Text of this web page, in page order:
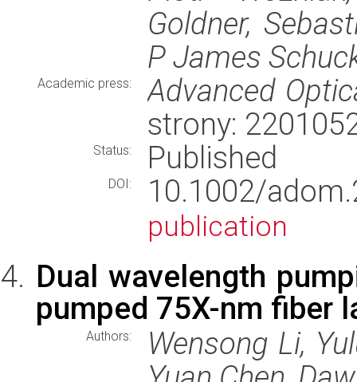
Goldner,
P James
Academic press:
Advanced
strony:
Status: Published
DOI: 10.1002/
publication
Dual wavelength
pumped 75X-nm fiber
Authors:
Wensong Li,